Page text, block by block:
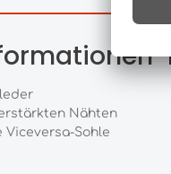
Nähten
Sohle